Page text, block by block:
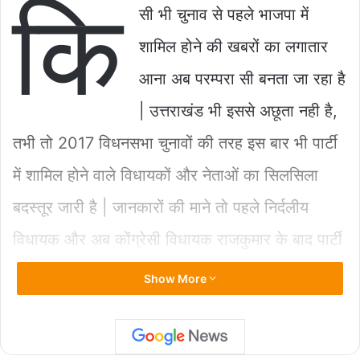
c
e
b
k
at
s
A
ai
l
p
y
Li
k
ar
e
कि
सी भी चुनाव से पहले भाजपा में
शामिल होने की खबरों का लगातार
आना अब परम्परा सी बनता जा रहा है
| उत्तराखंड भी इससे अछूता नही है,
तभी तो 2017 विधनसभा चुनावों की तरह इस बार भी पार्टी
में शामिल होने वाले विधायकों और नेताओं का सिलसिला
बदस्तूर जारी है | जानकारों की माने तो पहले निर्दलीय
विधायक और अब कोंग्रेसी विधायक राजकुमार के बाद पार्टी
में बड़े नामों के आने का सिलसिला यही नहीं थमने वाला है |
और नेता भी शामिल हैं जो बस संघटन की हरी झंडी का
Show More